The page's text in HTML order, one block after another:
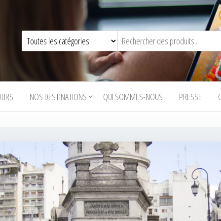
NOS DESTINATIONS QUI SOMMES-NOUS PRESSE